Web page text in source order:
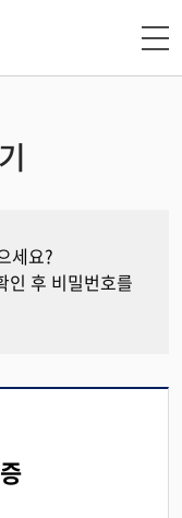
세요?
인 후 비밀번호를